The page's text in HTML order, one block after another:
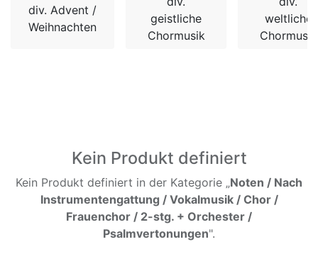
div. Advent /
Weihnachten
geistliche
Chormusik
weltliche
Chormusik
Kein Produkt definiert
Kein Produkt definiert in der Kategorie „Noten / Nach
Instrumentengattung / Vokalmusik / Chor /
Frauenchor / 2-stg. + Orchester /
Psalmvertonungen".